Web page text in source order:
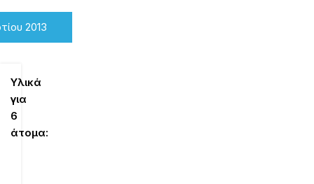
2013
Υλικά
για
6
άτομα: